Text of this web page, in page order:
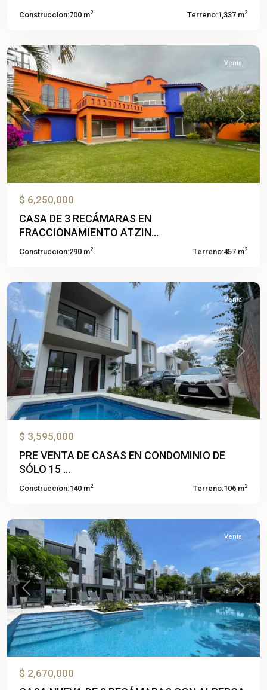
Construccion:700 m2 Terreno:1,337 m2
Atzingo,
Previous Next
Venta
$ 6,250,000
CASA DE 3 RECÁMARAS EN
FRACCIONAMIENTO ATZIN...
Construccion:290 m2 Terreno:457 m2
Lomas
Jiutepec,
Previous Next
Venta
$ 3,595,000
PRE VENTA DE CASAS EN CONDOMINIO DE
SÓLO 15 ...
Construccion:140 m2 Terreno:106 m2
Santa
Lifestyle,
Previous Next
Venta
$ 2,670,000